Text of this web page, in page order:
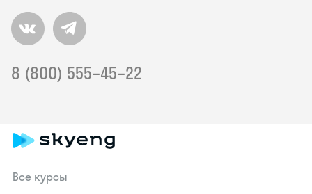
8 (800) 555–45–22
Все курсы